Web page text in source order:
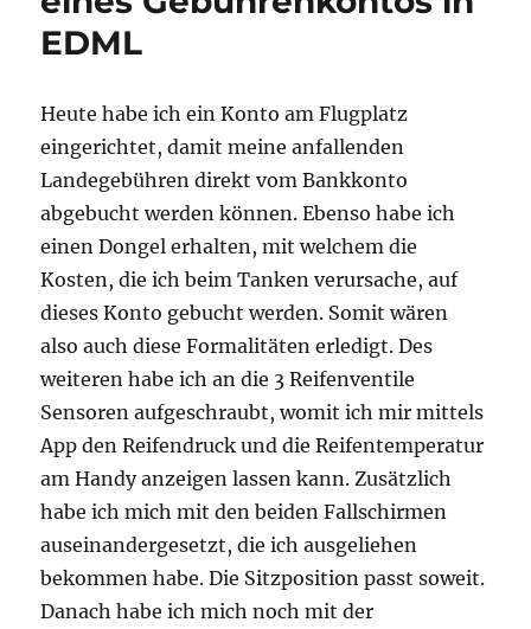
EDML
Heute habe ich ein Konto am Flugplatz
eingerichtet, damit meine anfallenden
Landegebühren direkt vom Bankkonto
abgebucht werden können. Ebenso habe ich
einen Dongel erhalten, mit welchem die
Kosten, die ich beim Tanken verursache, auf
dieses Konto gebucht werden. Somit wären
also auch diese Formalitäten erledigt. Des
weiteren habe ich an die 3 Reifenventile
Sensoren aufgeschraubt, womit ich mir mittels
App den Reifendruck und die Reifentemperatur
am Handy anzeigen lassen kann. Zusätzlich
habe ich mich mit den beiden Fallschirmen
auseinandergesetzt, die ich ausgeliehen
bekommen habe. Die Sitzposition passt soweit.
Danach habe ich mich noch mit der